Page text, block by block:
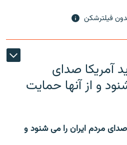
فیلترشکن
آمریکا صدای
و از آنها حمایت
مردم ایران را می شنود و